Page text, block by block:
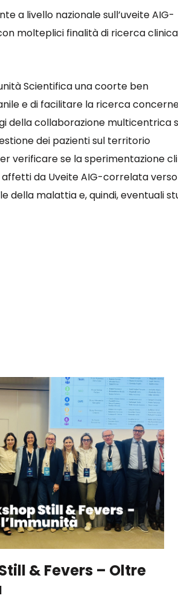
a livello nazionale sull’uveite AIG-
molteplici finalità di ricerca
Scientifica una coorte ben
e di facilitare la ricerca
della collaborazione multicentrica
dei pazienti sul territorio
verificare se la sperimentazione
da Uveite AIG-correlata verso
della malattia e, quindi, eventuali
& Fevers – Oltre